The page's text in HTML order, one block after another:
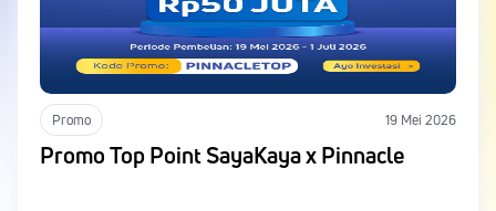
Promo 19 Mei 2026
Promo Top Point SayaKaya x Pinnacle